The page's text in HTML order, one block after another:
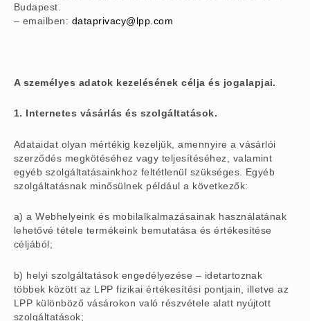
Budapest.
– emailben: dataprivacy@lpp.com
A személyes adatok kezelésének célja és jogalapjai.
1. Internetes vásárlás és szolgáltatások.
Adataidat olyan mértékig kezeljük, amennyire a vásárlói
szerződés megkötéséhez vagy teljesítéséhez, valamint
egyéb szolgáltatásainkhoz feltétlenül szükséges. Egyéb
szolgáltatásnak minősülnek például a következők:
a) a Webhelyeink és mobilalkalmazásainak használatának
lehetővé tétele termékeink bemutatása és értékesítése
céljából;
b) helyi szolgáltatások engedélyezése – idetartoznak
többek között az LPP fizikai értékesítési pontjain, illetve az
LPP különböző vásárokon való részvétele alatt nyújtott
szolgáltatások;